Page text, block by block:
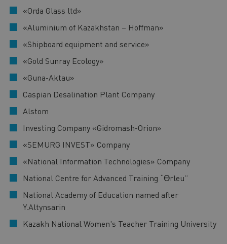
«Orda Glass ltd»
«Aluminium of Kazakhstan – Hoffman»
«Shipboard equipment and service»
«Gold Sunray Ecology»
«Guna-Aktau»
Caspian Desalination Plant Company
Alstom
Investing Company «Gidromash-Orion»
«SEMURG INVEST» Company
«National Information Technologies» Company
National Centre for Advanced Training “Өrleu”
National Academy of Education named after
Y.Altynsarin
Kazakh National Women's Teacher Training University